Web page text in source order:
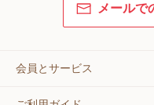
メールで
会員とサービス